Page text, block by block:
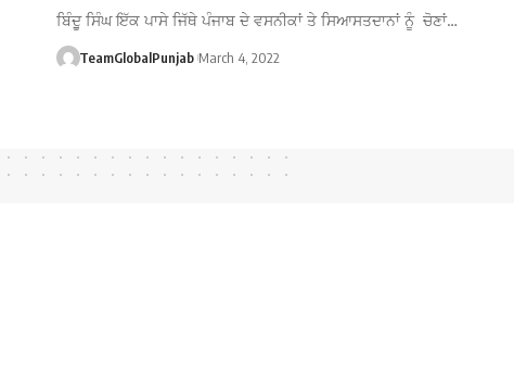
ਬਿੰਦੁੂ ਸਿੰਘ ਇੱਕ ਪਾਸੇ ਜਿੱਥੇ ਪੰਜਾਬ ਦੇ ਵਸਨੀਕਾਂ ਤੇ ਸਿਆਸਤਦਾਨਾਂ ਨੂੰ ਚੋਣਾਂ…
TeamGlobalPunjab March 4, 2022